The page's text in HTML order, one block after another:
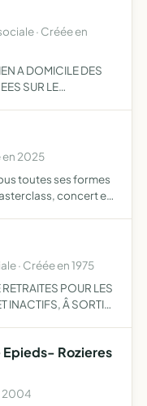
· Créée en
A DOMICILE DES
SUR LE
LA …
en 2025
toutes ses formes
concert et
· Créée en 1975
POUR LES
INACTIFS, Â SORTIR
Epieds- Rozieres
2004